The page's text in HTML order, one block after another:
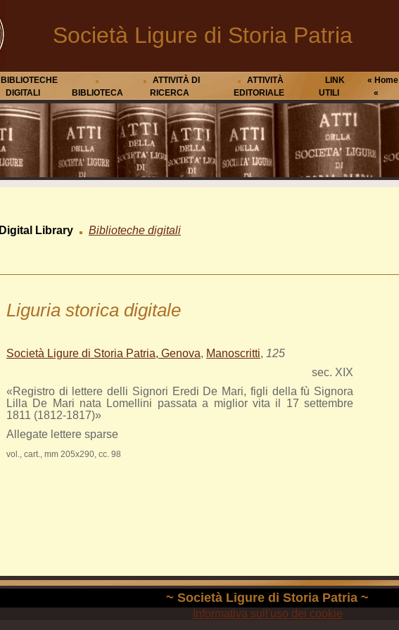
Società Ligure di Storia Patria
BIBLIOTECHE
DIGITALI
BIBLIOTECA
ATTIVITÀ DI
RICERCA
ATTIVITÀ
EDITORIALE
LINK
UTILI
« Home
«
Digital Library Biblioteche digitali
Liguria storica digitale
Società Ligure di Storia Patria, Genova, Manoscritti, 125
sec. XIX
«Registro di lettere delli Signori Eredi De Mari, figli della fù Signora
Lilla De Mari nata Lomellini passata a miglior vita il 17 settembre
1811 (1812-1817)»
Allegate lettere sparse
vol., cart., mm 205x290, cc. 98
~ Società Ligure di Storia Patria ~
Informativa sull'uso dei cookie